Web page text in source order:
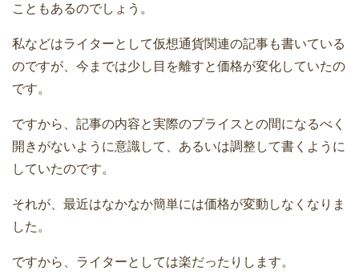
こともあるのでしょう。
私などはライターとして仮想通貨関連の記事も書いている
のですが、今までは少し目を離すと価格が変化していたの
です。
ですから、記事の内容と実際のプライスとの間になるべく
開きがないように意識して、あるいは調整して書くように
していたのです。
それが、最近はなかなか簡単には価格が変動しなくなりま
した。
ですから、ライターとしては楽だったりします。